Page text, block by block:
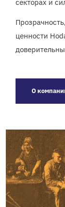
секторах и
ценности
О